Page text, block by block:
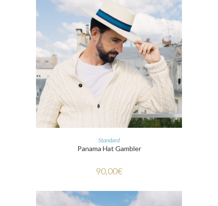
CHOIX DES OPTIONS
Standard
Panama Hat Gambler
90,00€